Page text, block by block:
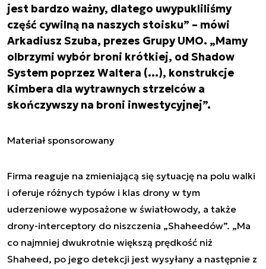
jest bardzo ważny, dlatego uwypukliliśmy
część cywilną na naszych stoisku” – mówi
Arkadiusz Szuba, prezes Grupy UMO. „Mamy
olbrzymi wybór broni krótkiej, od Shadow
System poprzez Waltera (…), konstrukcje
Kimbera dla wytrawnych strzelców a
skończywszy na broni inwestycyjnej”.
Materiał sponsorowany
Firma reaguje na zmieniającą się sytuację na polu walki
i oferuje różnych typów i klas drony w tym
uderzeniowe wyposażone w światłowody, a także
drony-interceptory do niszczenia „Shaheedów”. „Ma
co najmniej dwukrotnie większą prędkość niż
Shaheed, po jego detekcji jest wysyłany a następnie z